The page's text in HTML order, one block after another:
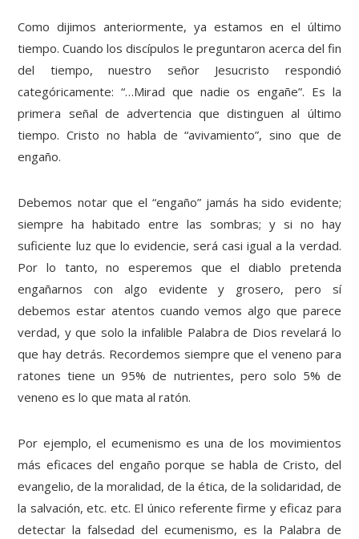
Como dijimos anteriormente, ya estamos en el último
tiempo. Cuando los discípulos le preguntaron acerca del fin
del tiempo, nuestro señor Jesucristo respondió
categóricamente: “…Mirad que nadie os engañe”. Es la
primera señal de advertencia que distinguen al último
tiempo. Cristo no habla de “avivamiento”, sino que de
engaño.
Debemos notar que el “engaño” jamás ha sido evidente;
siempre ha habitado entre las sombras; y si no hay
suficiente luz que lo evidencie, será casi igual a la verdad.
Por lo tanto, no esperemos que el diablo pretenda
engañarnos con algo evidente y grosero, pero sí
debemos estar atentos cuando vemos algo que parece
verdad, y que solo la infalible Palabra de Dios revelará lo
que hay detrás. Recordemos siempre que el veneno para
ratones tiene un 95% de nutrientes, pero solo 5% de
veneno es lo que mata al ratón.
Por ejemplo, el ecumenismo es una de los movimientos
más eficaces del engaño porque se habla de Cristo, del
evangelio, de la moralidad, de la ética, de la solidaridad, de
la salvación, etc. etc. El único referente firme y eficaz para
detectar la falsedad del ecumenismo, es la Palabra de